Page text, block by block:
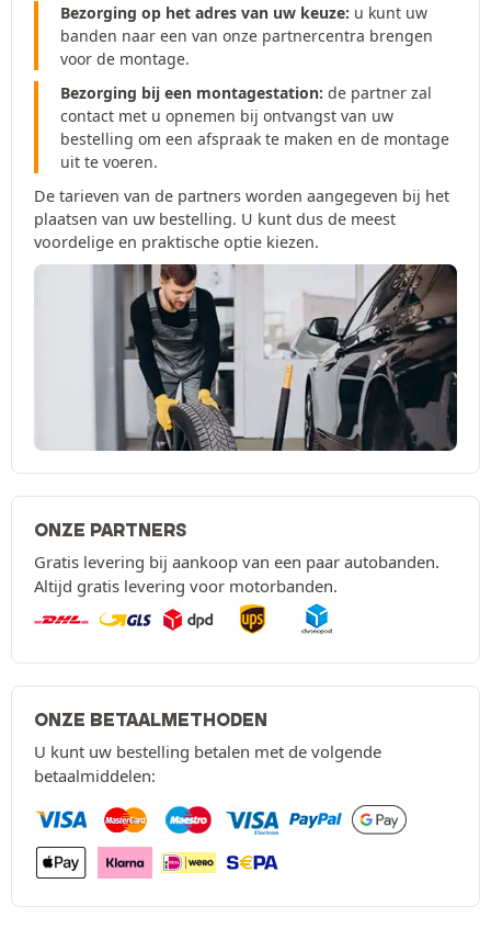
Bezorging op het adres van uw keuze: u kunt uw
banden naar een van onze partnercentra brengen
voor de montage.
Bezorging bij een montagestation: de partner zal
contact met u opnemen bij ontvangst van uw
bestelling om een afspraak te maken en de montage
uit te voeren.
De tarieven van de partners worden aangegeven bij het
plaatsen van uw bestelling. U kunt dus de meest
voordelige en praktische optie kiezen.
ONZE PARTNERS
Gratis levering bij aankoop van een paar autobanden.
Altijd gratis levering voor motorbanden.
ONZE BETAALMETHODEN
U kunt uw bestelling betalen met de volgende
betaalmiddelen: